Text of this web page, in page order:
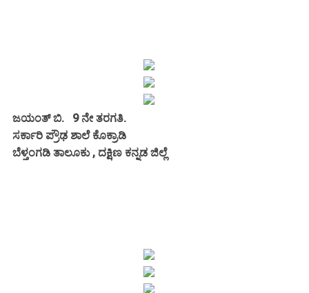
ಜಯಂತ್ ಬಿ. 9 ನೇ ತರಗತಿ.
ಸರ್ಕಾರಿ ಪ್ರೌಢ ಶಾಲೆ ಕೊಕ್ರಾಡಿ
ಬೆಳ್ತಂಗಡಿ ತಾಲೂಕು , ದಕ್ಷಿಣ ಕನ್ನಡ ಜಿಲ್ಲೆ